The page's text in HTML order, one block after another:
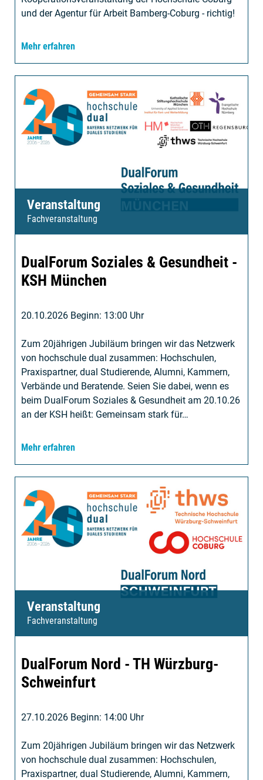
und der Agentur für Arbeit Bamberg-Coburg - richtig!
Mehr erfahren
Veranstaltung
Fachveranstaltung
DualForum Soziales & Gesundheit -
KSH München
20.10.2026 Beginn: 13:00 Uhr
Zum 20jährigen Jubiläum bringen wir das Netzwerk
von hochschule dual zusammen: Hochschulen,
Praxispartner, dual Studierende, Alumni, Kammern,
Verbände und Beratende. Seien Sie dabei, wenn es
beim DualForum Soziales & Gesundheit am 20.10.26
an der KSH heißt: Gemeinsam stark für…
Mehr erfahren
Veranstaltung
Fachveranstaltung
DualForum Nord - TH Würzburg-
Schweinfurt
27.10.2026 Beginn: 14:00 Uhr
Zum 20jährigen Jubiläum bringen wir das Netzwerk
von hochschule dual zusammen: Hochschulen,
Praxispartner, dual Studierende, Alumni, Kammern,